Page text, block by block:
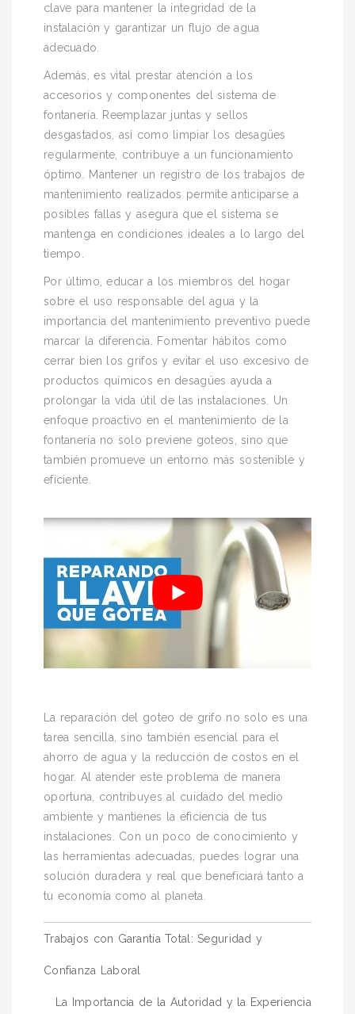
clave para mantener la integridad de la
instalación y garantizar un flujo de agua
adecuado.
Además, es vital prestar atención a los
accesorios y componentes del sistema de
fontanería. Reemplazar juntas y sellos
desgastados, así como limpiar los desagües
regularmente, contribuye a un funcionamiento
óptimo. Mantener un registro de los trabajos de
mantenimiento realizados permite anticiparse a
posibles fallas y asegura que el sistema se
mantenga en condiciones ideales a lo largo del
tiempo.
Por último, educar a los miembros del hogar
sobre el uso responsable del agua y la
importancia del mantenimiento preventivo puede
marcar la diferencia. Fomentar hábitos como
cerrar bien los grifos y evitar el uso excesivo de
productos químicos en desagües ayuda a
prolongar la vida útil de las instalaciones. Un
enfoque proactivo en el mantenimiento de la
fontanería no solo previene goteos, sino que
también promueve un entorno más sostenible y
eficiente.
La reparación del goteo de grifo no solo es una
tarea sencilla, sino también esencial para el
ahorro de agua y la reducción de costos en el
hogar. Al atender este problema de manera
oportuna, contribuyes al cuidado del medio
ambiente y mantienes la eficiencia de tus
instalaciones. Con un poco de conocimiento y
las herramientas adecuadas, puedes lograr una
solución duradera y real que beneficiará tanto a
tu economía como al planeta.
Navegación
de
Trabajos con Garantía Total: Seguridad y
Confianza Laboral
La Importancia de la Autoridad y la Experiencia